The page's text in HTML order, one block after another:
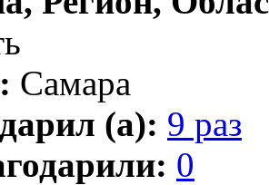
Самара
(а): 9 раз
0